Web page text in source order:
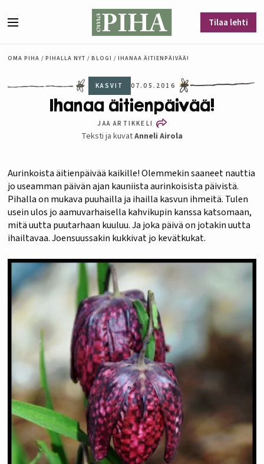
Tilaa lehti
OMA PIHA / PIHALLA NYT / BLOGI / IHANAA ÄITIENPÄIVÄÄ!
KASVIT 07.05.2016
Ihanaa äitienpäivää!
JAA ARTIKKELI
Teksti ja kuvatAnneli Airola
Aurinkoista äitienpäivää kaikille! Olemmekin saaneet nauttia
jo useamman päivän ajan kauniista aurinkoisista päivistä.
Pihalla on mukava puuhailla ja ihailla kasvun ihmeitä. Tulen
usein ulos jo aamuvarhaisella kahvikupin kanssa katsomaan,
mitä uutta puutarhaan kuuluu. Ja joka päivä on jotakin uutta
ihailtavaa. Joensuussakin kukkivat jo kevätkukat.